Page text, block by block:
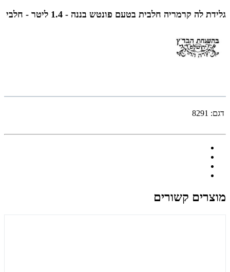
גלידת לה קרמריה חלבית בטעם פונטש בננה - 1.4 ליטר - חלבי
דגם: 8291
מוצרים קשורים